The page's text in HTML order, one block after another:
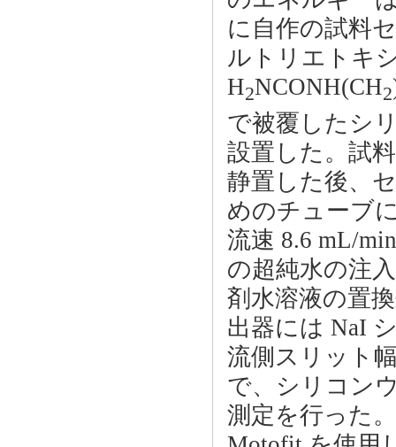
に自作の試料
ルトリエトキ
H2NCONH(CH2
で被覆したシ
設置した。試
静置した後、
めのチューブ
流速 8.6 mL/
の超純水の注
剤水溶液の置
出器には NaI
流側スリット
で、シリコン
測定を行った